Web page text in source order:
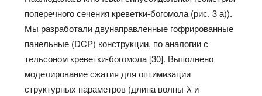
поперечного сечения креветки-богомола (рис. 3 а)).
Мы разработали двунаправленные гофрированные
панельные (DCP) конструкции, по аналогии с
тельсоном креветки-богомола [30]. Выполнено
моделирование сжатия для оптимизации
структурных параметров (длина волны λ и